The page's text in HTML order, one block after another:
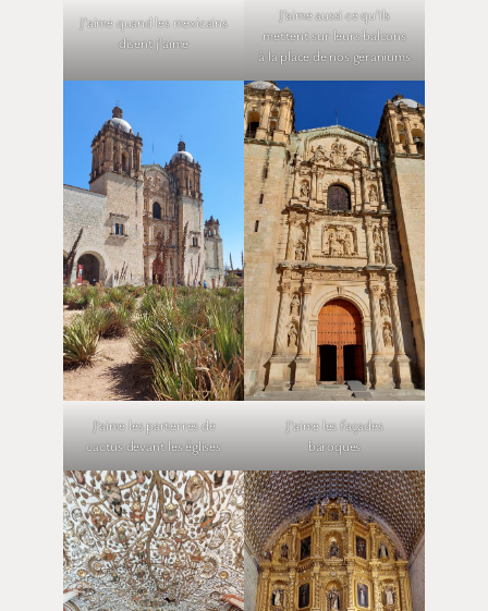
J’aime quand les mexicains
disent j’aime
J’aime aussi ce qu’ils
mettent sur leurs balcons
à la place de nos géraniums
J’aime les parterres de
cactus devant les églises
J’aime les façades
baroques